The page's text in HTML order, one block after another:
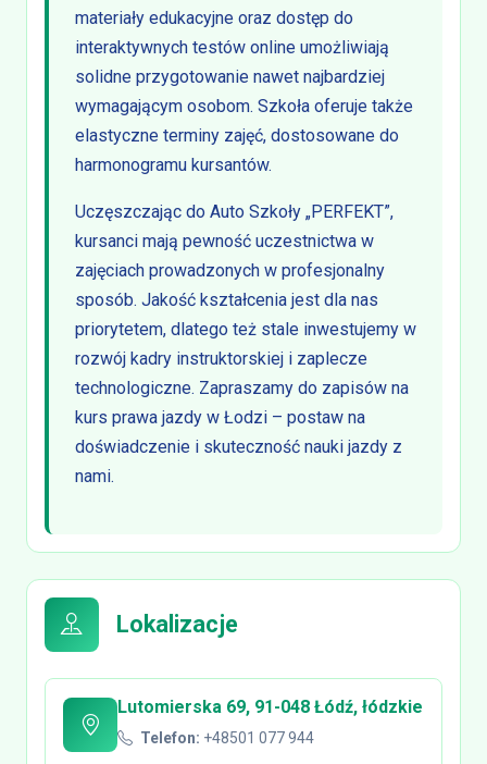
materiały edukacyjne oraz dostęp do
interaktywnych testów online umożliwiają
solidne przygotowanie nawet najbardziej
wymagającym osobom. Szkoła oferuje także
elastyczne terminy zajęć, dostosowane do
harmonogramu kursantów.
Uczęszczając do Auto Szkoły „PERFEKT”,
kursanci mają pewność uczestnictwa w
zajęciach prowadzonych w profesjonalny
sposób. Jakość kształcenia jest dla nas
priorytetem, dlatego też stale inwestujemy w
rozwój kadry instruktorskiej i zaplecze
technologiczne. Zapraszamy do zapisów na
kurs prawa jazdy w Łodzi – postaw na
doświadczenie i skuteczność nauki jazdy z
nami.
Lokalizacje
Lutomierska 69, 91-048 Łódź, łódzkie
Telefon: +48501 077 944